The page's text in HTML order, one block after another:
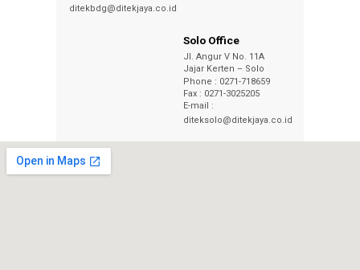
ditekbdg@ditekjaya.co.id
Solo Office
Jl. Angur V No. 11A
Jajar Kerten – Solo
Phone : 0271-718659
Fax : 0271-3025205
E-mail :
diteksolo@ditekjaya.co.id